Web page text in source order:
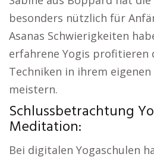
besonders nützlich für
Asanas Schwierigkeiten
erfahrene Yogis profitieren
Techniken in ihrem eigenen
meistern.
Schlussbetrachtung
Meditation:
Bei digitalen Yogaschulen